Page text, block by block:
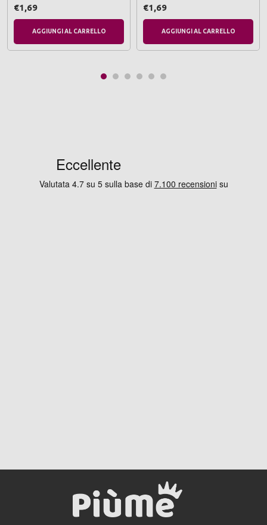
€1,69
AGGIUNGI AL CARRELLO
€1,69
AGGIUNGI AL CARRELLO